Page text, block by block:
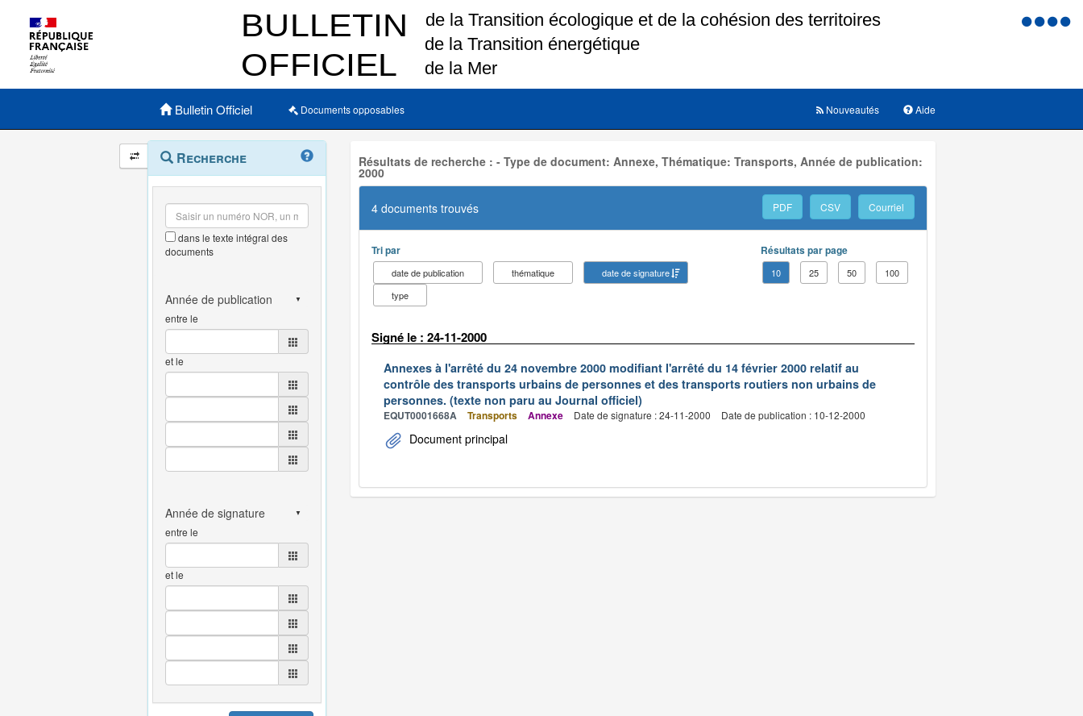
Menu
Menu principal
Bulletin Officiel Documents opposables Aide
Nouveautés
Navigation
et
outils
annexes
Menu
contextuel
Recherche
dans le texte intégral des
documents
entre le
et le
entre le
et le
Résultats de recherche : - Type de document: Annexe, Thématique: Transports, Année de publication:
2000
4 documents trouvés PDF CSV Courriel
Tri par
date de publication thématique
date de signature
type
Résultats par page
10 25 50 100
Signé le : 24-11-2000
Annexes à l'arrêté du 24 novembre 2000 modifiant l'arrêté du 14 février 2000 relatif au
contrôle des transports urbains de personnes et des transports routiers non urbains de
personnes. (texte non paru au Journal officiel)
EQUT0001668A Transports Annexe Date de signature : 24-11-2000 Date de publication : 10-12-2000
Document principal